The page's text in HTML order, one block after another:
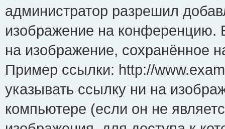
администратор разрешил
изображение на конференцию.
на изображение, сохранённое
Пример ссылки: http://
указывать ссылку ни на
компьютере (если он не